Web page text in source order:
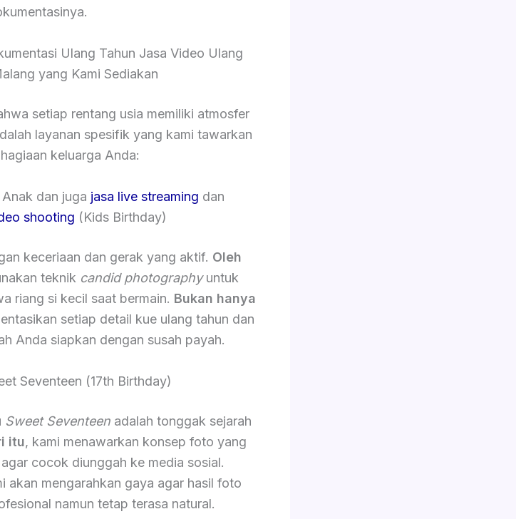
Ulang Tahun Jasa Video Ulang
yang Kami Sediakan
setiap rentang usia memiliki atmosfer
layanan spesifik yang kami tawarkan
keluarga Anda:
dan juga jasa live streaming dan
shooting (Kids Birthday)
keceriaan dan gerak yang aktif. Oleh
teknik candid photographyuntuk
riang si kecil saat bermain. Bukan hanya
setiap detail kue ulang tahun dan
Anda siapkan dengan susah payah.
Seventeen (17th Birthday)
Sweet Seventeenadalah tonggak sejarah
itu, kami menawarkan konsep foto yang
cocok diunggah ke media sosial.
akan mengarahkan gaya agar hasil foto
namun tetap terasa natural.